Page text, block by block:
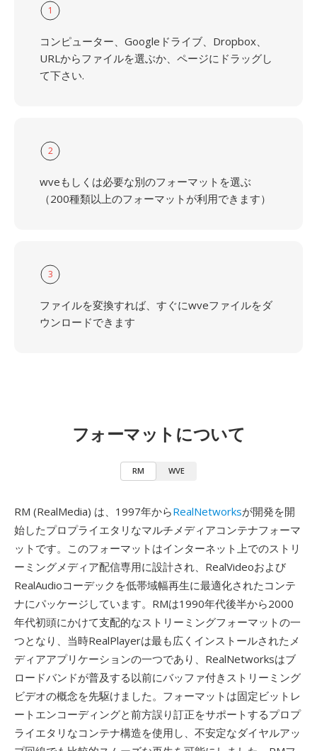
1
コンピューター、Googleドライブ、Dropbox、
URLからファイルを選ぶか、ページにドラッグし
て下さい.
2
wveもしくは必要な別のフォーマットを選ぶ
（200種類以上のフォーマットが利用できます）
3
ファイルを変換すれば、すぐにwveファイルをダ
ウンロードできます
フォーマットについて
RM WVE
RM (RealMedia) は、1997年からRealNetworksが開発を開
始したプロプライエタリなマルチメディアコンテナフォーマ
ットです。このフォーマットはインターネット上でのストリ
ーミングメディア配信専用に設計され、RealVideoおよび
RealAudioコーデックを低帯域幅再生に最適化されたコンテ
ナにパッケージしています。RMは1990年代後半から2000
年代初頭にかけて支配的なストリーミングフォーマットの一
つとなり、当時RealPlayerは最も広くインストールされたメ
ディアアプリケーションの一つであり、RealNetworksはブ
ロードバンドが普及する以前にバッファ付きストリーミング
ビデオの概念を先駆けました。フォーマットは固定ビットレ
ートエンコーディングと前方誤り訂正をサポートするプロプ
ライエタリなコンテナ構造を使用し、不安定なダイヤルアッ